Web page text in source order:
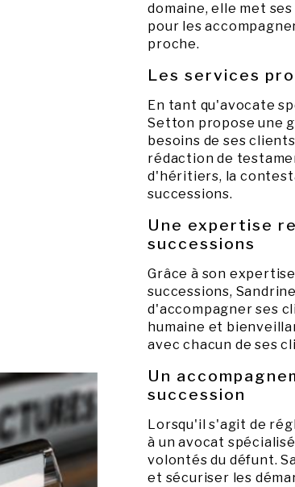
domaine, elle met
pour les
proche.
Les services
En tant qu'avocate
Setton propose une
besoins de ses
rédaction de
d'héritiers, la
successions.
Une expertise
successions
Grâce à son
successions,
d'accompagner ses
humaine et
avec chacun de ses
Un
succession
Lorsqu'il s'agit de
à un avocat
volontés du défunt.
et sécuriser les